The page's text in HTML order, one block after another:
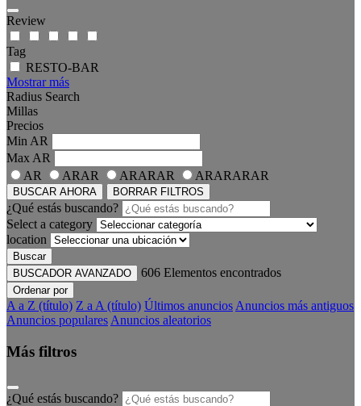
Review
Tag
RESTO-BAR
Mostrar más
Radius Search
Millas
Precios
Min AR
Max AR
AR
ARAR ARARAR ARARARAR
BUSCAR AHORA BORRAR FILTROS
¿Qué estás buscando?
Select a category
location
Buscar
BUSCADOR AVANZADO
606 Elementos encontrados
Ordenar por
A a Z (título) Z a A (título) Últimos anuncios Anuncios más antiguos
Anuncios populares Anuncios aleatorios
Más filtros
¿Qué estás buscando?